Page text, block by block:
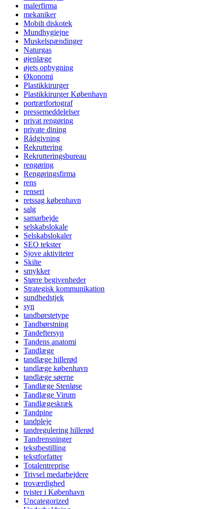
malerfirma
mekaniker
Mobilt diskotek
Mundhygiejne
Muskelspændinger
Naturgas
øjenlæge
øjets opbygning
Økonomi
Plastikkirurger
Plastikkirurger København
portrætfortograf
pressemeddelelser
privat rengøring
private dining
Rådgivning
Rekruttering
Rekrutteringsbureau
rengøring
Rengøringsfirma
rens
renseri
retssag københavn
salg
samarbejde
selskabslokale
Selskabslokaler
SEO tekster
Sjove aktiviteter
Skilte
smykker
Større begivenheder
Strategisk kommunikation
sundhedstjek
syn
tandbørstetype
Tandbørstning
Tandeftersyn
Tandens anatomi
Tandlæge
tandlæge hillerød
tandlæge københavn
tandlæge søerne
Tandlæge Stenløse
Tandlæge Virum
Tandlægeskræk
Tandpine
tandpleje
tandregulering hillerød
Tandrensninger
tekstbestilling
tekstforfatter
Totalentreprise
Trivsel medarbejdere
troværdighed
tvister i København
Uncategorized